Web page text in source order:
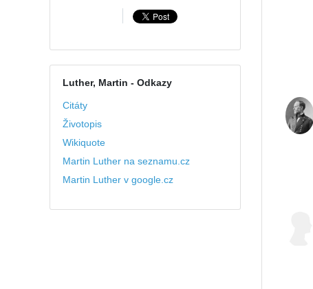
Luther, Martin - Odkazy
Citáty
Životopis
Wikiquote
Martin Luther na seznamu.cz
Martin Luther v google.cz